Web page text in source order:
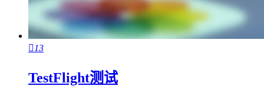
 13
TestFlight测试